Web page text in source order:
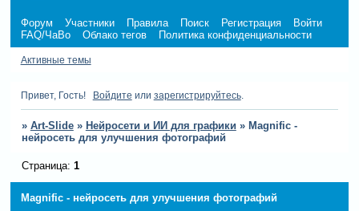
Форум Участники Правила Поиск Регистрация
Войти
FAQ/ЧаВо
Облако тегов Политика конфиденциальности
Активные темы
Привет, Гость! Войдите или зарегистрируйтесь.
» Art-Slide » Нейросети и ИИ для графики » Magnific -
нейросеть для улучшения фотографий
Magnific - нейросеть для улучшения фотографий
Страница: 1